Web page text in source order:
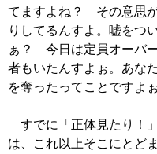
てますよね？ その意思
りしてるんすよ。嘘をつ
ぁ？ 今日は定員オーバ
者もいたんすよぉ。あな
を奪ったってことですよぉ
すでに「正体見たり！
は、これ以上そこにとど